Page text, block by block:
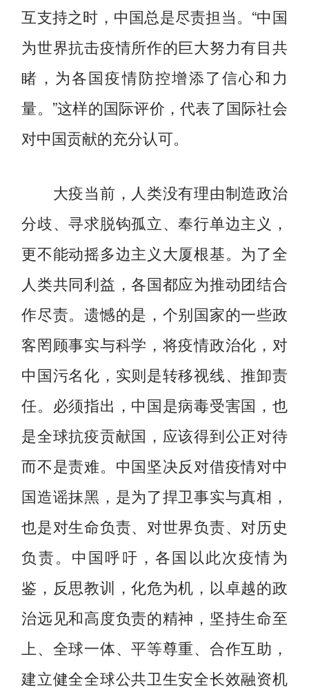
互支持之时，中国总是尽责担当。“中国
为世界抗击疫情所作的巨大努力有目共
睹，为各国疫情防控增添了信心和力
量。”这样的国际评价，代表了国际社会
对中国贡献的充分认可。
大疫当前，人类没有理由制造政治
分歧、寻求脱钩孤立、奉行单边主义，
更不能动摇多边主义大厦根基。为了全
人类共同利益，各国都应为推动团结合
作尽责。遗憾的是，个别国家的一些政
客罔顾事实与科学，将疫情政治化，对
中国污名化，实则是转移视线、推卸责
任。必须指出，中国是病毒受害国，也
是全球抗疫贡献国，应该得到公正对待
而不是责难。中国坚决反对借疫情对中
国造谣抹黑，是为了捍卫事实与真相，
也是对生命负责、对世界负责、对历史
负责。中国呼吁，各国以此次疫情为
鉴，反思教训，化危为机，以卓越的政
治远见和高度负责的精神，坚持生命至
上、全球一体、平等尊重、合作互助，
建立健全全球公共卫生安全长效融资机